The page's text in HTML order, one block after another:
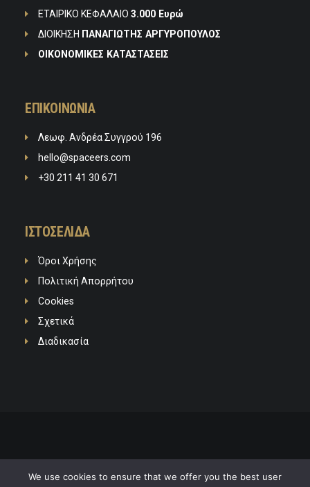
ΕΤΑΙΡΙΚΟ ΚΕΦΑΛΑΙΟ 3.000 Ευρώ
ΔΙΟΙΚΗΣΗ ΠΑΝΑΓΙΩΤΗΣ ΑΡΓΥΡΟΠΟΥΛΟΣ
ΟΙΚΟΝΟΜΙΚΕΣ ΚΑΤΑΣΤΑΣΕΙΣ
ΕΠΙΚΟΙΝΩΝΙΑ
Λεωφ. Ανδρέα Συγγρού 196
hello@spaceers.com
+30 211 41 30 671
ΙΣΤΟΣΕΛΙΔΑ
Όροι Χρήσης
Πολιτική Απορρήτου
Cookies
Σχετικά
Διαδικασία
We use cookies to ensure that we offer you the best user